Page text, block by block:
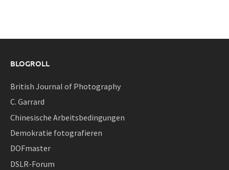
BLOGROLL
British Journal of Photography
C. Garrard
Chinesische Arbeitsbedingungen
Demokratie fotografieren
DOFmaster
DSLR-Forum